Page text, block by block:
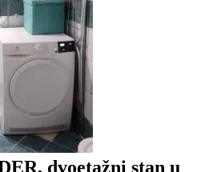
dvoetažni stan u